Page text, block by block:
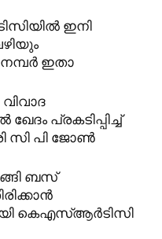
ഇനി
ഇതാ
പ്രകടിപ്പിച്ച്
സി പി ജോൺ
ബസ്
കെഎസ്ആര്‍ടിസി